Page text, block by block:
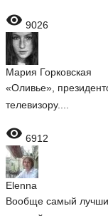
 9026
Мария Горковская
«Оливье»,
телевизору....
 6912
Elenna
Вообще самый